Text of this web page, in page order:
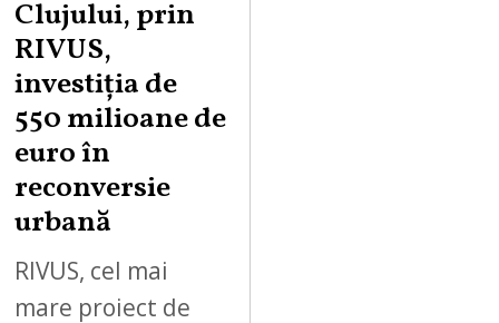
Clujului, prin
RIVUS,
investiția de
550 milioane de
euro în
reconversie
urbană
RIVUS, cel mai
mare proiect de